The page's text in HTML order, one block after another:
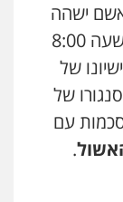
ישהה
במעצר בית בין השעות 16:00 ועד לשעה 8:00
של
של
עם
.